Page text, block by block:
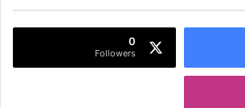
0
Followers